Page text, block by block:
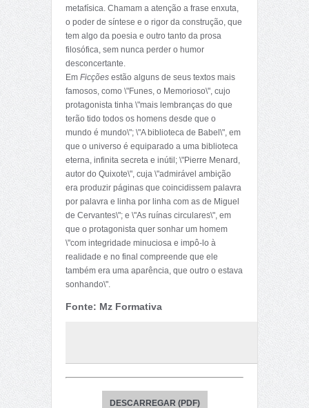
metafísica. Chamam a atenção a frase enxuta,
o poder de síntese e o rigor da construção, que
tem algo da poesia e outro tanto da prosa
filosófica, sem nunca perder o humor
desconcertante.
Em Ficções estão alguns de seus textos mais
famosos, como \"Funes, o Memorioso\", cujo
protagonista tinha \"mais lembranças do que
terão tido todos os homens desde que o
mundo é mundo\"; \"A biblioteca de Babel\", em
que o universo é equiparado a uma biblioteca
eterna, infinita secreta e inútil; \"Pierre Menard,
autor do Quixote\", cuja \"admirável ambição
era produzir páginas que coincidissem palavra
por palavra e linha por linha com as de Miguel
de Cervantes\"; e \"As ruínas circulares\", em
que o protagonista quer sonhar um homem
\"com integridade minuciosa e impô-lo à
realidade e no final compreende que ele
também era uma aparência, que outro o estava
sonhando\".
Fonte: Mz Formativa
DESCARREGAR (PDF)